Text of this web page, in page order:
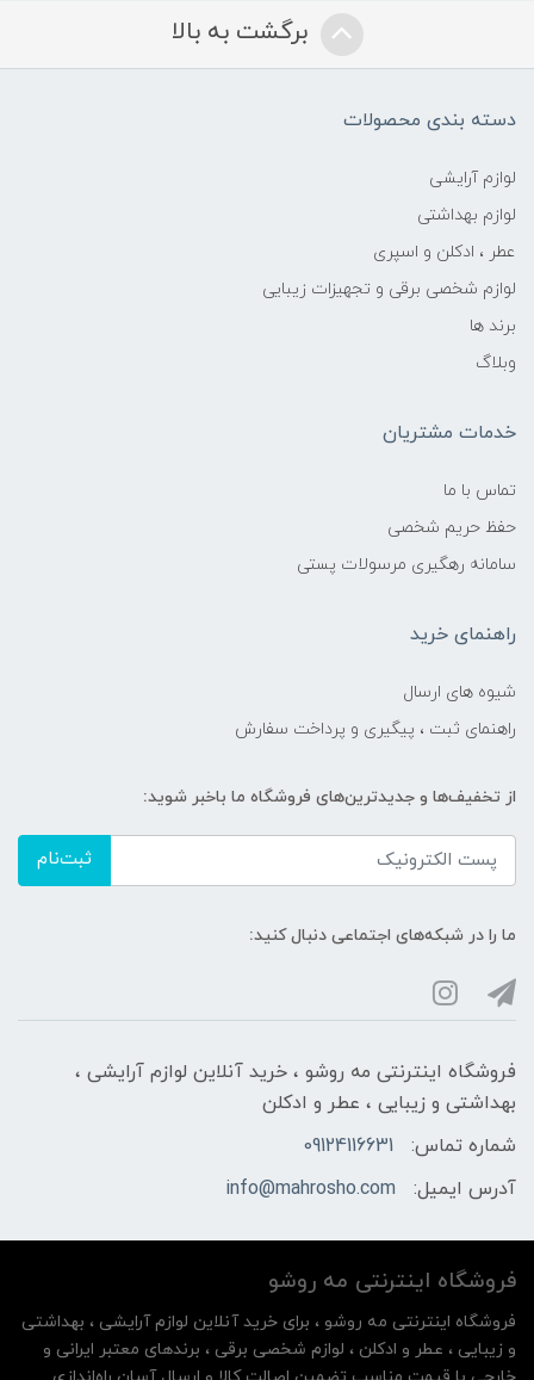
برگشت به بالا
دسته بندی محصولات
لوازم آرایشی
لوازم بهداشتی
عطر ، ادکلن و اسپری
لوازم شخصی برقی و تجهیزات زیبایی
برند ها
وبلاگ
خدمات مشتریان
تماس با ما
حفظ حریم شخصی
سامانه رهگیری مرسولات پستی
راهنمای خرید
شیوه های ارسال
راهنمای ثبت ، پیگیری و پرداخت سفارش
از تخفیف‌ها و جدیدترین‌های فروشگاه ما باخبر شوید:
ثبت‌نام
ما را در شبکه‌های اجتماعی دنبال کنید:
فروشگاه اینترنتی مه‌ رو‌شو ، خرید آنلاین لوازم آرایشی ،
بهداشتی و زیبایی ، عطر و ادکلن
شماره تماس:
09124116631
آدرس ایمیل:
info@mahrosho.com
فروشگاه اینترنتی مه‌ رو‌شو
فروشگاه اینترنتی مه‌ رو‌شو ، برای خرید آنلاین لوازم آرایشی ، بهداشتی
و زیبایی ، عطر و ادکلن ، لوازم شخصی برقی ، برندهای معتبر ایرانی و